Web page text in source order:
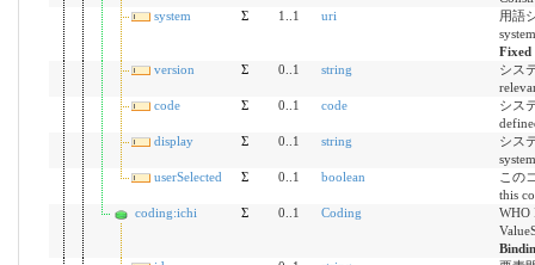
system
Σ 1..1 uri
用語
system
version
Σ 0..1 string
シス
code
Σ 0..1 code
シス
display
Σ 0..1 string
シス
system
userSelected
Σ 0..1 boolean
この
this
coding:ichi
Σ 0..1 Coding
WHO